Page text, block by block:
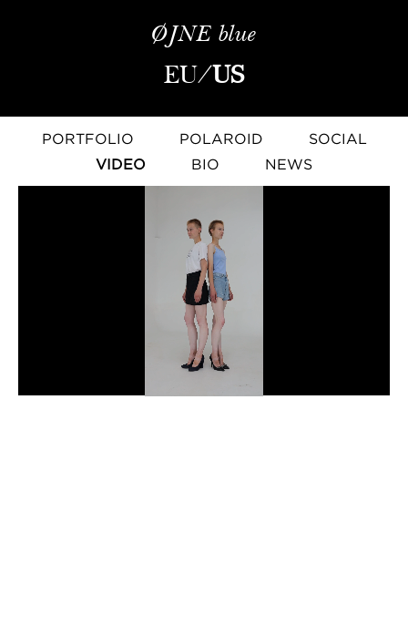
ØJNE blue
EU/US
PORTFOLIO POLAROID
SOCIAL
VIDEO
BIO NEWS